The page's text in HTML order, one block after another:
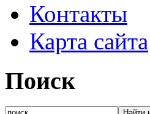
Контакты
Карта сайта
Поиск